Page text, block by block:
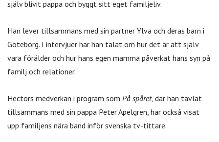
själv blivit pappa och byggt sitt eget familjeliv.
Han lever tillsammans med sin partner Ylva och deras barn i
Göteborg. I intervjuer har han talat om hur det är att själv
vara förälder och hur hans egen mamma påverkat hans syn på
familj och relationer.
Hectors medverkan i program som På spåret, där han tävlat
tillsammans med sin pappa Peter Apelgren, har också visat
upp familjens nära band inför svenska tv-tittare.